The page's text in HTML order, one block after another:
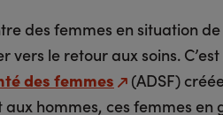
des femmes en situation
vers le retour aux soins.
des femmes
(ADSF)
hommes, ces femmes